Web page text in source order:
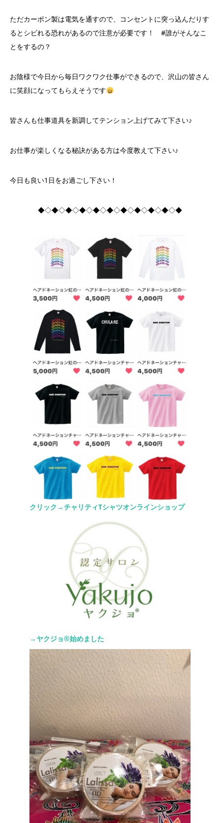
ただカーボン製は電気を通すので、コンセントに突っ込んだりす
るとシビれる恐れがあるので注意が必要です！ #誰がそんなこ
とをするの？
お陰様で今日から毎日ワクワク仕事ができるので、沢山の皆さん
に笑顔になってもらえそうです
皆さんも仕事道具を新調してテンション上げてみて下さい♪
お仕事が楽しくなる秘訣がある方は今度教えて下さい♪
今日も良い1日をお過ごし下さい！
◆◇◆◇◆◇◆◇◆◇◆◇◆◇◆◇◆◇◆◇◆
クリック→チャリティTシャツオンラインショップ
→ヤクジョ®︎始めました